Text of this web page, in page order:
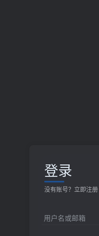
登录
没有账号？立即注册
用户名或邮箱